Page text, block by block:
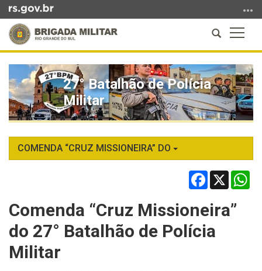
para
conteúdo
para
menu
busca
a
Abrir
a
busca
conteúdo
27° Batalhão de Polícia
Militar
COMENDA “CRUZ MISSIONEIRA” DO
Facebook
X
Comenda “Cruz Missioneira”
do 27° Batalhão de Polícia
Militar